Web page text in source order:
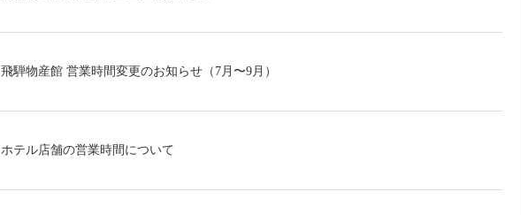
飛騨物産館 営業時間変更のお知らせ（7月〜9月）
ホテル店舗の営業時間について